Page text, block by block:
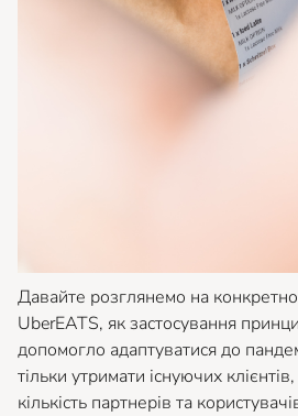
Давайте розглянемо на
UberEATS, як застосування
допомогло адаптуватися до
тільки утримати існуючих
кількість партнерів та